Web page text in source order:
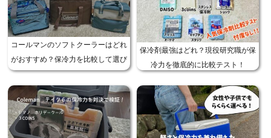
コールマンのソフトクーラーはどれ
がおすすめ？保冷力を比較して選び
方を解説
保冷剤最強はどれ？現役研究職が保
冷力を徹底的に比較テスト！